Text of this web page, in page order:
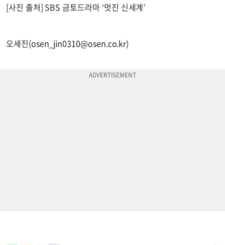
[사진 출처] SBS 금토드라마 ‘멋진 신세계’
오세진(osen_jin0310@osen.co.kr)